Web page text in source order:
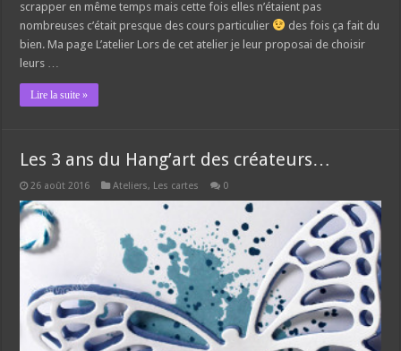
scrapper en même temps mais cette fois elles n’étaient pas
nombreuses c’était presque des cours particulier
des fois ça fait du
bien. Ma page L’atelier Lors de cet atelier je leur proposai de choisir
leurs …
Lire la suite »
Les 3 ans du Hang’art des créateurs…
26 août 2016 Ateliers, Les cartes 0